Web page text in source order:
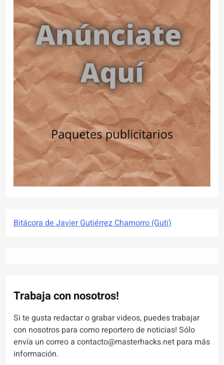
Bitácora de Javier Gutiérrez Chamorro (Guti)
Trabaja con nosotros!
Si te gusta redactar o grabar videos, puedes trabajar
con nosotros para como reportero de noticias! Sólo
envía un correo a contacto@masterhacks.net para más
información.